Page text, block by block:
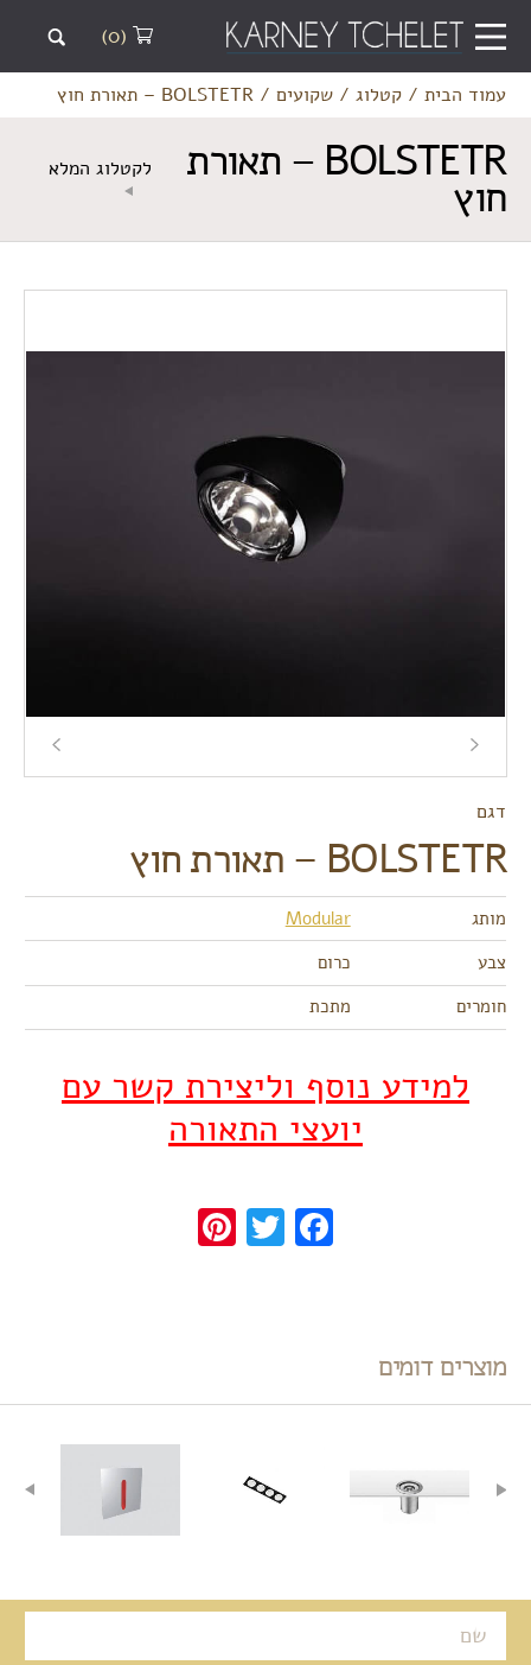
(0)
עמוד הבית/ קטלוג/ שקועים/ BOLSTETR – תאורת חוץ
BOLSTETR – תאורת
חוץ לקטלוג המלא
דגם
BOLSTETR – תאורת חוץ
מותג
Modular
צבע
כרום
חומרים
מתכת
למידע נוסף וליצירת קשר עם
יועצי התאורה
Facebook
Twitter
Pinterest
מוצרים דומים